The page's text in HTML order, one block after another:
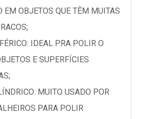
EM OBJETOS QUE TÊM MUITAS
IDEAL PRA POLIR O
E SUPERFÍCIES
MUITO USADO POR
PARA POLIR